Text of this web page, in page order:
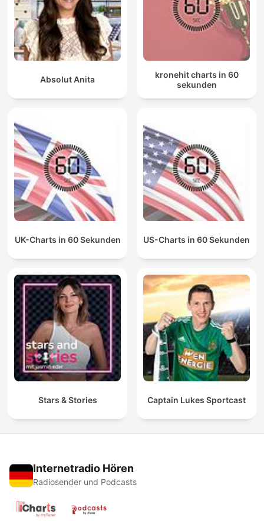
Absolut Anita
kronehit charts in 60
sekunden
UK-Charts in 60 Sekunden US-Charts in 60 Sekunden
Stars & Stories Captain Lukes Sportcast
Internetradio Hören
Radiosender und Podcasts